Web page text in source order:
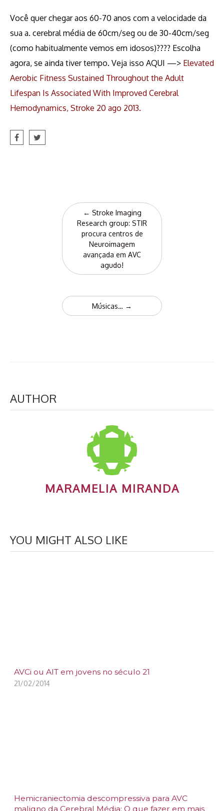
Você quer chegar aos 60-70 anos com a velocidade da
sua a. cerebral média de 60cm/seg ou de 30-40cm/seg
(como habitualmente vemos em idosos)???? Escolha
agora, se ainda tiver tempo. Veja isso AQUI —> Elevated
Aerobic Fitness Sustained Throughout the Adult
Lifespan Is Associated With Improved Cerebral
Hemodynamics, Stroke 20 ago 2013.
navigation
← Stroke Imaging
Research group: STIR
procura centros de
Neuroimagem
avançada em AVC
agudo!
Músicas… →
AUTHOR
MARAMELIA MIRANDA
YOU MIGHT ALSO LIKE
AVCi ou AIT em jovens no século 21
21/02/2014
Hemicraniectomia descompressiva para AVC
maligno da Cerebral Média: O que fazer em mais